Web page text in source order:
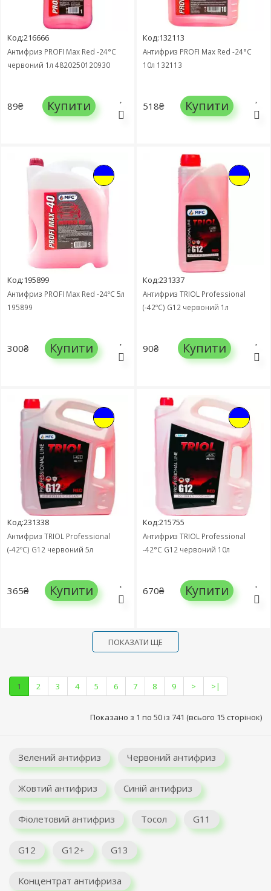
Код:216666
Антифриз PROFI Max Red -24°C
червоний 1л 4820250120930
89₴ Купити
Код:132113
Антифриз PROFI Max Red -24°С
10л 132113
518₴ Купити
Код:195899
Антифриз PROFI Max Red -24ºC 5л
195899
300₴ Купити
Код:231337
Антифриз TRIOL Professional
(-42ºC) G12 червоний 1л
90₴ Купити
Код:231338
Антифриз TRIOL Professional
(-42ºC) G12 червоний 5л
365₴ Купити
Код:215755
Антифриз TRIOL Professional
-42°C G12 червоний 10л
670₴ Купити
ПОКАЗАТИ ЩЕ
1 2 3 4 5 6 7 8 9 > >|
Показано з 1 по 50 із 741 (всього 15 сторінок)
Зелений антифриз Червоний антифриз
Жовтий антифриз Синій антифриз
Фіолетовий антифриз Тосол G11
G12 G12+ G13
Концентрат антифриза